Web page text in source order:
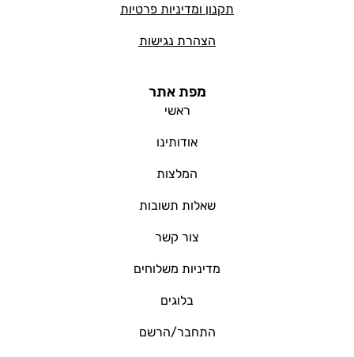
מפת אתר
ראשי
אודותינו
המלצות
שאלות תשובות
צור קשר
מדיניות משלוחים
בלוגים
התחבר/הרשם
תקנון ומדיניות פרטיות
הצהרת נגישות